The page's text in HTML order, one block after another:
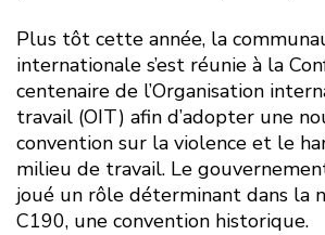
Plus tôt cette année, la
internationale s’est réunie à la
centenaire de l’Organisation
travail (OIT) afin d’adopter une
convention sur la violence et le
milieu de travail. Le
joué un rôle déterminant dans la
C190, une convention historique.